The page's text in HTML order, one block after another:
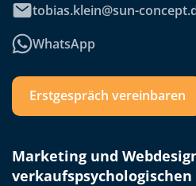
tobias.klein@sun-
WhatsApp
Erstgespräch vereinbaren
Marketing und